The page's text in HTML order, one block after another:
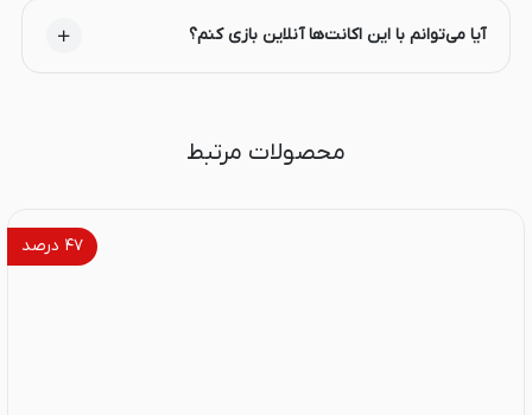
آیا می‌توانم با این اکانت‌ها آنلاین بازی کنم؟
محصولات مرتبط
۴۷ درصد